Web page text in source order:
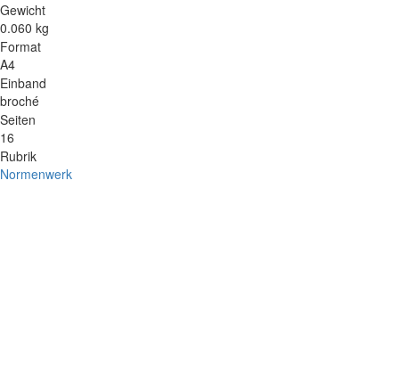
Gewicht
0.060 kg
Format
A4
Einband
broché
Seiten
16
Rubrik
Normenwerk